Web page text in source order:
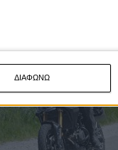
ΔΙΑΦΩΝΩ